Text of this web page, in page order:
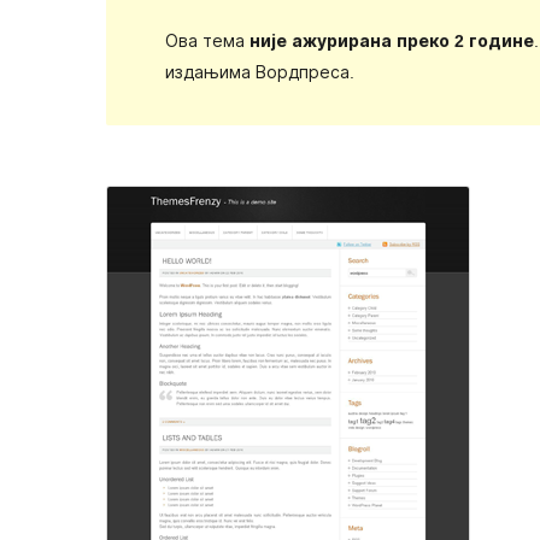
Ова тема није ажурирана преко 2 године
издањима Вордпреса.